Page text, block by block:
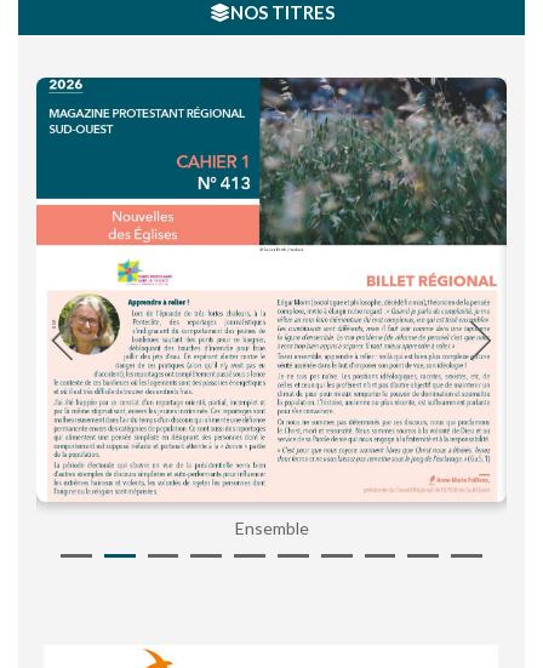
NOS TITRES
Ensemble